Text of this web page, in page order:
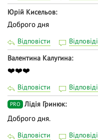
Юрій Кисельов
Доброго дня
Відповісти Відповіді
Валентина Калугина
❤️❤️❤️
Відповісти Відповіді
PRO Лідія Гринюк
Доброго дня.
Відповісти Відповіді